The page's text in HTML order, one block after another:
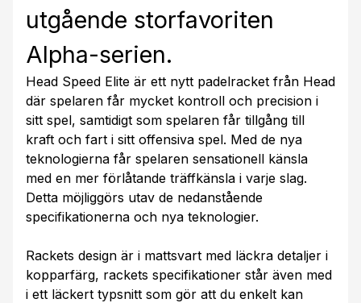
utgående storfavoriten
Alpha-serien.
Head Speed Elite är ett nytt padelracket från Head
där spelaren får mycket kontroll och precision i
sitt spel, samtidigt som spelaren får tillgång till
kraft och fart i sitt offensiva spel. Med de nya
teknologierna får spelaren sensationell känsla
med en mer förlåtande träffkänsla i varje slag.
Detta möjliggörs utav de nedanstående
specifikationerna och nya teknologier.
Rackets design är i mattsvart med läckra detaljer i
kopparfärg, rackets specifikationer står även med
i ett läckert typsnitt som gör att du enkelt kan